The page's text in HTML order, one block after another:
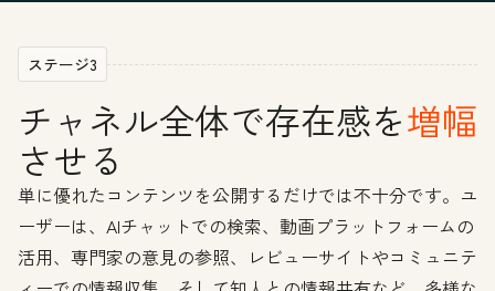
ステージ3
チャネル全体で存在感を増幅
させる
単に優れたコンテンツを公開するだけでは不十分です。ユ
ーザーは、AIチャットでの検索、動画プラットフォームの
活用、専門家の意見の参照、レビューサイトやコミュニテ